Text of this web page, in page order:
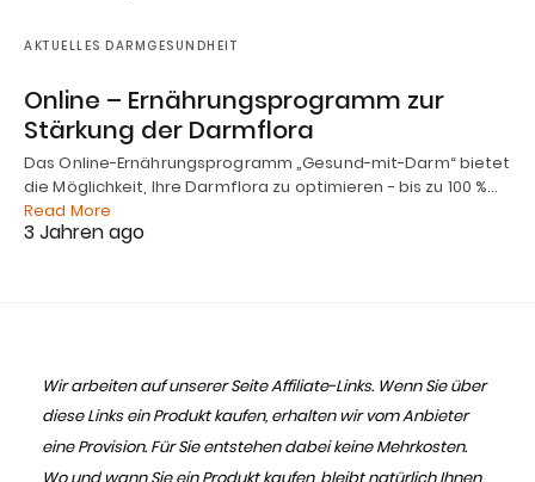
AKTUELLES DARMGESUNDHEIT
Online – Ernährungsprogramm zur
Stärkung der Darmflora
Das Online-Ernährungsprogramm „Gesund-mit-Darm“ bietet
die Möglichkeit, Ihre Darmflora zu optimieren - bis zu 100 %…
Read More
3 Jahren ago
Wir arbeiten auf unserer Seite Affiliate-Links. Wenn Sie über
diese Links ein Produkt kaufen, erhalten wir vom Anbieter
eine Provision. Für Sie entstehen dabei keine Mehrkosten.